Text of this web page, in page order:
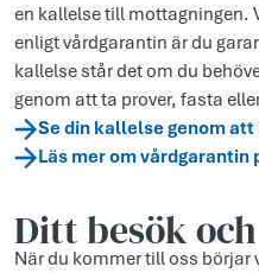
en kallelse till mottagningen.
enligt vårdgarantin är du
kallelse står det om du
genom att ta prover, fasta
Se din kallelse genom att
Läs mer om vårdgarantin
Ditt besök
När du kommer till oss börjar